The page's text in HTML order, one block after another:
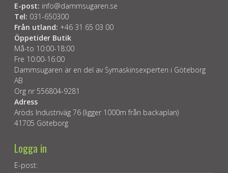
E-post: info@dammsugaren.se
Tel: 031-650300
Från utland: +46 31 65 03 00
Öppetider Butik
Må-to 10:00-18:00
Fre 10:00-16:00
Dammsugaren är en del av Symaskinsexperten i Göteborg
AB
Org nr 556804-9281
Adress
Aröds Industriväg 76 (ligger 1000m från backaplan)
41705 Göteborg
Logga in
E-post: